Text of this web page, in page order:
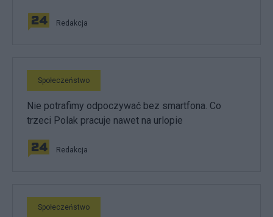
Redakcja
Społeczeństwo
Nie potrafimy odpoczywać bez smartfona. Co
trzeci Polak pracuje nawet na urlopie
Redakcja
Społeczeństwo